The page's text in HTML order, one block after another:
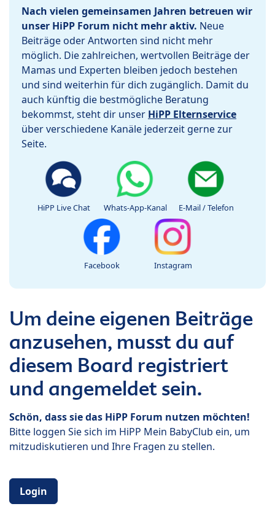
Nach vielen gemeinsamen Jahren betreuen wir
unser HiPP Forum nicht mehr aktiv. Neue
Beiträge oder Antworten sind nicht mehr
möglich. Die zahlreichen, wertvollen Beiträge der
Mamas und Experten bleiben jedoch bestehen
und sind weiterhin für dich zugänglich. Damit du
auch künftig die bestmögliche Beratung
bekommst, steht dir unser HiPP Elternservice
über verschiedene Kanäle jederzeit gerne zur
Seite.
HiPP Live Chat Whats-App-Kanal E-Mail / Telefon
Facebook Instagram
Um deine eigenen Beiträge
anzusehen, musst du auf
diesem Board registriert
und angemeldet sein.
Schön, dass sie das HiPP Forum nutzen möchten!
Bitte loggen Sie sich im HiPP Mein BabyClub ein, um
mitzudiskutieren und Ihre Fragen zu stellen.
Login